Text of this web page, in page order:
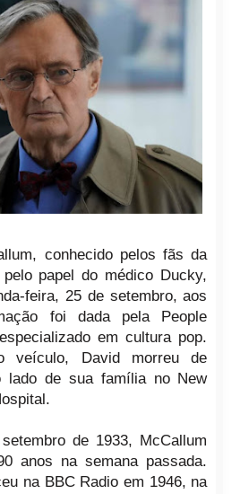
conhecido pelos fãs da
papel do médico Ducky,
feira, 25 de setembro, aos
foi dada pela People
em cultura pop.
veículo, David morreu de
lado de sua família no New
de 1933, McCallum
anos na semana passada.
na BBC Radio em 1946, na